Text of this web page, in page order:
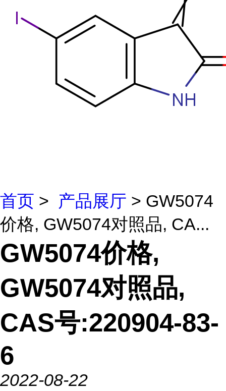
首页 > 产品展厅 > GW5074
价格, GW5074对照品, CA...
GW5074价格,
GW5074对照品,
CAS号:220904-83-
6
2022-08-22